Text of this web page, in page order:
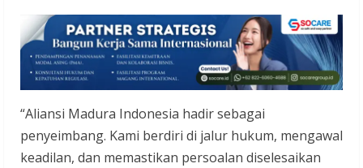
“Aliansi Madura Indonesia hadir sebagai
penyeimbang. Kami berdiri di jalur hukum, mengawal
keadilan, dan memastikan persoalan diselesaikan